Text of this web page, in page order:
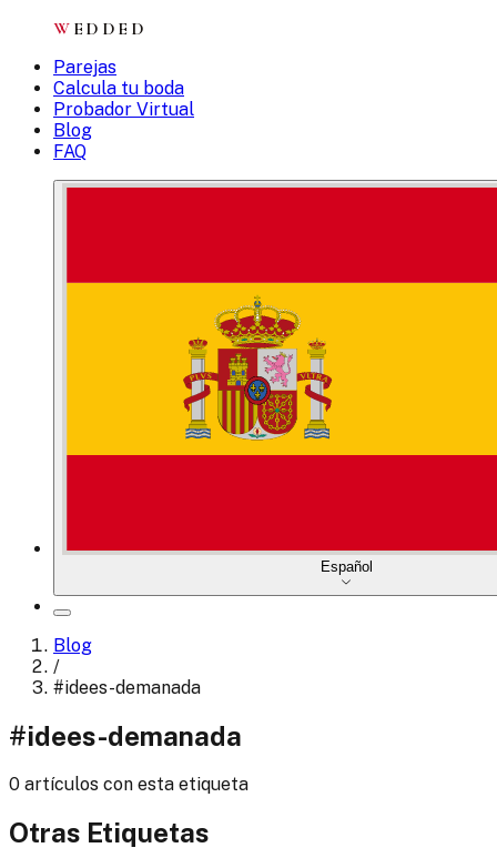
W EDDED
Parejas
Calcula tu boda
Probador Virtual
Blog
FAQ
Español
Blog
/
#idees-demanada
#idees-demanada
0 artículos con esta etiqueta
Otras Etiquetas